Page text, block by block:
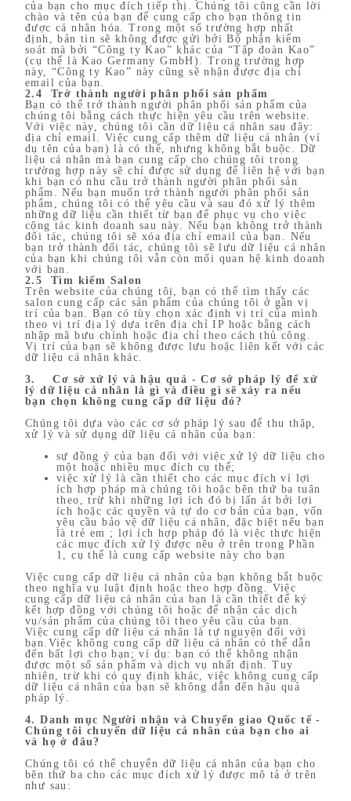
của bạn cho mục đích tiếp thị. Chúng tôi cũng cần lời
chào và tên của bạn để cung cấp cho bạn thông tin
được cá nhân hóa. Trong một số trường hợp nhất
định, bản tin sẽ không được gửi bởi Bộ phận kiểm
soát mà bởi “Công ty Kao” khác của “Tập đoàn Kao”
(cụ thể là Kao Germany GmbH). Trong trường hợp
này, “Công ty Kao” này cũng sẽ nhận được địa chỉ
email của bạn.
2.4 Trở thành người phân phối sản phẩm
Bạn có thể trở thành người phân phối sản phẩm của
chúng tôi bằng cách thực hiện yêu cầu trên website.
Với việc này, chúng tôi cần dữ liệu cá nhân sau đây:
địa chỉ email. Việc cung cấp thêm dữ liệu cá nhân (ví
dụ tên của bạn) là có thể, nhưng không bắt buộc. Dữ
liệu cá nhân mà bạn cung cấp cho chúng tôi trong
trường hợp này sẽ chỉ được sử dụng để liên hệ với bạn
khi bạn có nhu cầu trở thành người phân phối sản
phẩm. Nếu bạn muốn trở thành người phân phối sản
phẩm, chúng tôi có thể yêu cầu và sau đó xử lý thêm
những dữ liệu cần thiết từ bạn để phục vụ cho việc
cộng tác kinh doanh sau này. Nếu bạn không trở thành
đối tác, chúng tôi sẽ xóa địa chỉ email của bạn. Nếu
bạn trở thành đối tác, chúng tôi sẽ lưu dữ liệu cá nhân
của bạn khi chúng tôi vẫn còn mối quan hệ kinh doanh
với bạn.
2.5 Tìm kiếm Salon
Trên website của chúng tôi, bạn có thể tìm thấy các
salon cung cấp các sản phẩm của chúng tôi ở gần vị
trí của bạn. Bạn có tùy chọn xác định vị trí của mình
theo vị trí địa lý dựa trên địa chỉ IP hoặc bằng cách
nhập mã bưu chính hoặc địa chỉ theo cách thủ công.
Vị trí của bạn sẽ không được lưu hoặc liên kết với các
dữ liệu cá nhân khác.
3. Cơ sở xử lý và hậu quả - Cơ sở pháp lý để xử
lý dữ liệu cá nhân là gì và điều gì sẽ xảy ra nếu
bạn chọn không cung cấp dữ liệu đó?
Chúng tôi dựa vào các cơ sở pháp lý sau để thu thập,
xử lý và sử dụng dữ liệu cá nhân của bạn:
sự đồng ý của bạn đối với việc xử lý dữ liệu cho
một hoặc nhiều mục đích cụ thể;
việc xử lý là cần thiết cho các mục đích vì lợi
ích hợp pháp mà chúng tôi hoặc bên thứ ba tuân
theo, trừ khi những lợi ích đó bị lấn át bởi lợi
ích hoặc các quyền và tự do cơ bản của bạn, vốn
yêu cầu bảo vệ dữ liệu cá nhân, đặc biệt nếu bạn
là trẻ em ; lợi ích hợp pháp đó là việc thực hiện
các mục đích xử lý được nêu ở trên trong Phần
1, cụ thể là cung cấp website này cho bạn
Việc cung cấp dữ liệu cá nhân của bạn không bắt buộc
theo nghĩa vụ luật định hoặc theo hợp đồng. Việc
cung cấp dữ liệu cá nhân của bạn là cần thiết để ký
kết hợp đồng với chúng tôi hoặc để nhận các dịch
vụ/sản phẩm của chúng tôi theo yêu cầu của bạn.
Việc cung cấp dữ liệu cá nhân là tự nguyện đối với
bạn.Việc không cung cấp dữ liệu cá nhân có thể dẫn
đến bất lợi cho bạn; ví dụ: bạn có thể không nhận
được một số sản phẩm và dịch vụ nhất định. Tuy
nhiên, trừ khi có quy định khác, việc không cung cấp
dữ liệu cá nhân của bạn sẽ không dẫn đến hậu quả
pháp lý.
4. Danh mục Người nhận và Chuyển giao Quốc tế -
Chúng tôi chuyển dữ liệu cá nhân của bạn cho ai
và họ ở đâu?
Chúng tôi có thể chuyển dữ liệu cá nhân của bạn cho
bên thứ ba cho các mục đích xử lý được mô tả ở trên
như sau: